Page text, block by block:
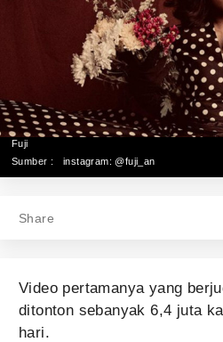
Fuji
Sumber :
instagram: @fuji_an
Share
Video pertamanya yang
ditonton sebanyak 6,4 juta
hari.